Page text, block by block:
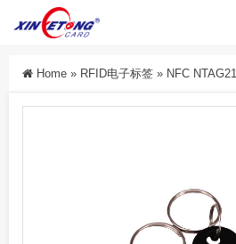
Home » RFID电子标签 » NFC